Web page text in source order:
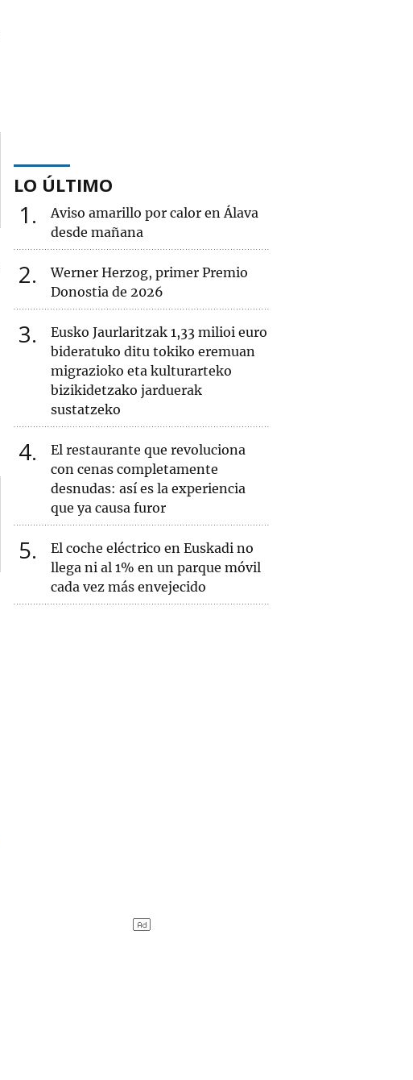
LO ÚLTIMO
1
Aviso amarillo por calor en Álava
desde mañana
2
Werner Herzog, primer Premio
Donostia de 2026
3
Eusko Jaurlaritzak 1,33 milioi euro
bideratuko ditu tokiko eremuan
migrazioko eta kulturarteko
bizikidetzako jarduerak
sustatzeko
4
El restaurante que revoluciona
con cenas completamente
desnudas: así es la experiencia
que ya causa furor
5
El coche eléctrico en Euskadi no
llega ni al 1% en un parque móvil
cada vez más envejecido